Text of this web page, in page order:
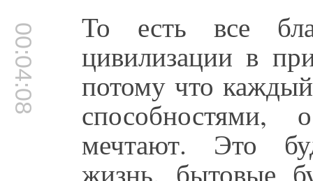
00:04:08 То есть все
цивилизации в
потому что
мечтают. Это
жизнь, бытовые